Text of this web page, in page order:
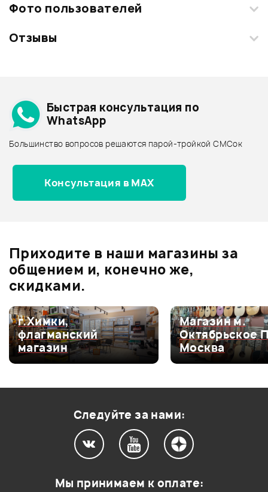
Фото пользователей
Загрузите свои фотографии купленного товара и получите
Отзывы
0.0
Оценка5
0
Оценка4
0
Оценка3
0
Архив товаров - дешевле
Архив товаров - дороже
Все товары STANTON
Архив товаров - новинки
Быстрая консультация по
WhatsApp
Большинство вопросов решаются парой-тройкой СМСок
Консультация в MAX
Приходите в наши магазины за
общением и, конечно же,
скидками.
г.Химки,
флагманский
магазин
Магазин м.
Октябрьское
Москва
Следуйте за нами:
Мы принимаем к оплате: